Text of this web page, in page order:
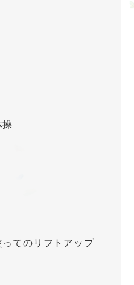
操
ってのリフトアップ